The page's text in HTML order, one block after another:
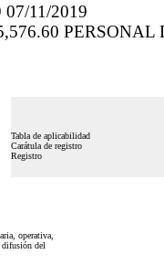
11/2019
Tabla de aplicabilidad
Carátula de registro
Registro
operativa,
difusión del